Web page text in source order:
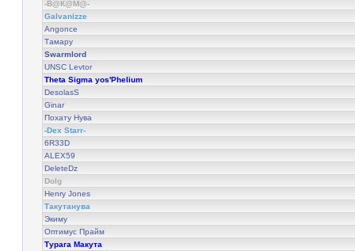
-В@К@М@-
Galvanizze
Angonce
Тамару
Swarmlord
UNSC Levtor
Theta Sigma yos'Phelium
DesolasS
Ginar
Похату Нува
-Dex Starr-
6R33D
ALEX59
DeleteDz
Dolg
Henry Jones
Такутанува
Экиму
Оптимус Прайм
Турага Макута